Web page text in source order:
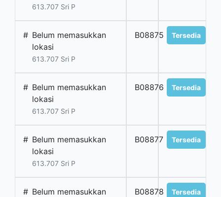
613.707 Sri P
# Belum memasukkan
lokasi
613.707 Sri P
B08875 Tersedia
# Belum memasukkan
lokasi
613.707 Sri P
B08876 Tersedia
# Belum memasukkan
lokasi
613.707 Sri P
B08877 Tersedia
# Belum memasukkan
B08878 Tersedia